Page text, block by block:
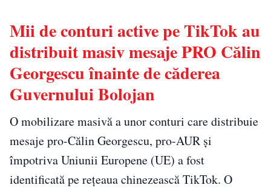
Mii de conturi active pe TikTok au
distribuit masiv mesaje PRO Călin
Georgescu înainte de căderea
Guvernului Bolojan
O mobilizare masivă a unor conturi care distribuie
mesaje pro-Călin Georgescu, pro-AUR și
împotriva Uniunii Europene (UE) a fost
identificată pe rețeaua chinezească TikTok. O